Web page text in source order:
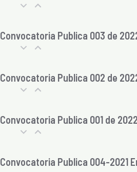
Convocatoria Publica 003 de
Convocatoria Publica 002 de
Convocatoria Publica 001 de 2022
Convocatoria Publica 004-2021